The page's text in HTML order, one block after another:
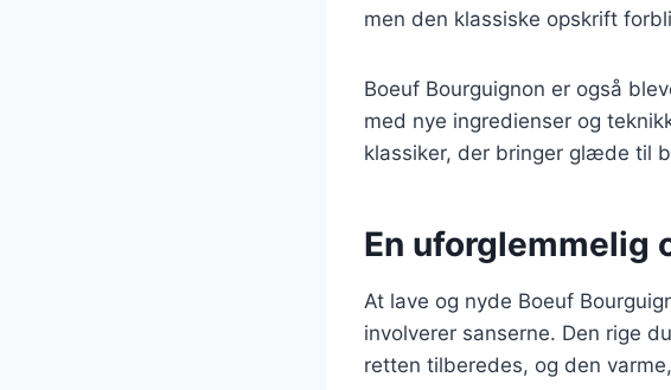
men den klassiske opskrift
Boeuf Bourguignon er også
med nye ingredienser og
klassiker, der bringer glæde til
En uforglemmelig
At lave og nyde Boeuf
involverer sanserne. Den rige
retten tilberedes, og den